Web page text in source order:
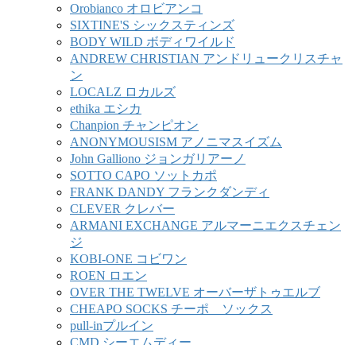
Orobianco オロビアンコ
SIXTINE'S シックスティンズ
BODY WILD ボディワイルド
ANDREW CHRISTIAN アンドリュークリスチャ
ン
LOCALZ ロカルズ
ethika エシカ
Chanpion チャンピオン
ANONYMOUSISM アノニマスイズム
John Galliono ジョンガリアーノ
SOTTO CAPO ソットカポ
FRANK DANDY フランクダンディ
CLEVER クレバー
ARMANI EXCHANGE アルマーニエクスチェン
ジ
KOBI-ONE コビワン
ROEN ロエン
OVER THE TWELVE オーバーザトゥエルブ
CHEAPO SOCKS チーポ ソックス
pull-inプルイン
CMD シーエムディー